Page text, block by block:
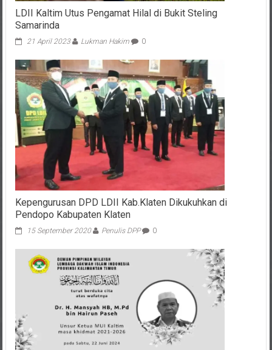
LDII Kaltim Utus Pengamat Hilal di Bukit Steling
Samarinda
21 April 2023 Lukman Hakim 0
Kepengurusan DPD LDII Kab.Klaten Dikukuhkan di
Pendopo Kabupaten Klaten
15 September 2020 Penulis DPP 0